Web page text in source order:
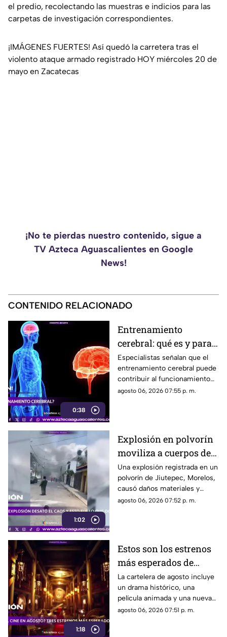
el predio, recolectando las muestras e indicios para las
carpetas de investigación correspondientes.
¡IMÁGENES FUERTES! Así quedó la carretera tras el
violento ataque armado registrado HOY miércoles 20 de
mayo en Zacatecas
¡No te pierdas nuestro contenido, sigue a
TV Azteca Aguascalientes en Google
News!
CONTENIDO RELACIONADO
0:38
Entrenamiento
cerebral: qué es y para
qué sirve
Especialistas señalan que el
entrenamiento cerebral puede
contribuir al funcionamiento
cognitivo cuando se combina
agosto 06, 2026 07:55 p. m.
1:02
Explosión en polvorín
moviliza a cuerpos de
emergencia
Una explosión registrada en un
polvorín de Jiutepec, Morelos,
causó daños materiales y
generó un operativo de
agosto 06, 2026 07:52 p. m.
1:18
Estos son los estrenos
más esperados de
agosto
La cartelera de agosto incluye
un drama histórico, una
película animada y una nueva
entrega de terror para distintos
agosto 06, 2026 07:51 p. m.